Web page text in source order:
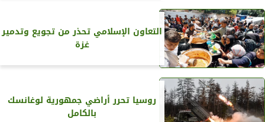
التعاون الإسلامي تحذر من تجويع وتدمير
غزة
روسيا تحرر أراضي جمهورية لوغانسك
بالكامل